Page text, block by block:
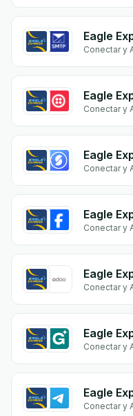
Eagle
Conectar y
Eagle
Conectar y
Eagle
Conectar y
Conectar y
Eagle
Conectar y
Eagle
Conectar y
Eagle
Conectar y